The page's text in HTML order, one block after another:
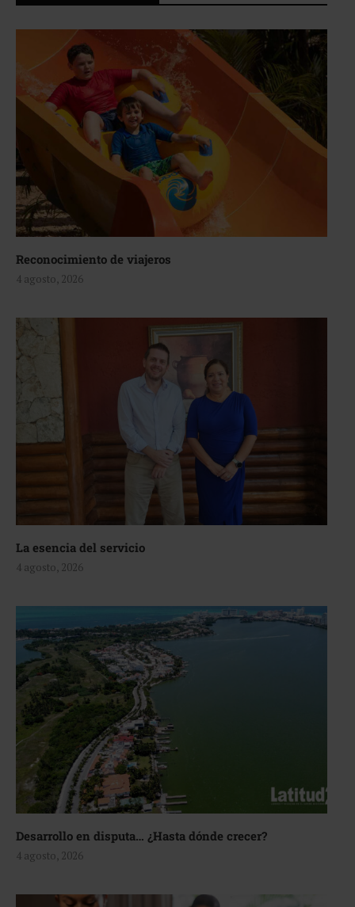
Reconocimiento de viajeros
4 agosto, 2026
La esencia del servicio
4 agosto, 2026
Desarrollo en disputa… ¿Hasta dónde crecer?
4 agosto, 2026